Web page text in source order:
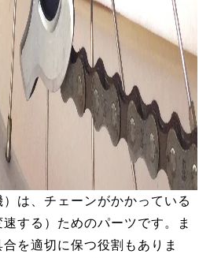
は、チェーンがかかっている
する）ためのパーツです。ま
を適切に保つ役割もありま